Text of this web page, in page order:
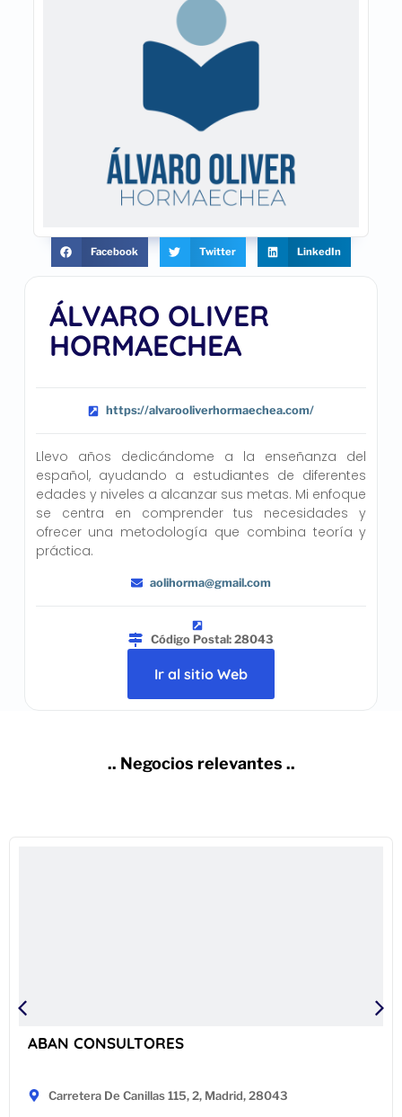
ÁLVARO OLIVER
HORMAECHEA
https://alvarooliverhormaechea.com/
Llevo años dedicándome a la enseñanza del
español, ayudando a estudiantes de diferentes
edades y niveles a alcanzar sus metas. Mi enfoque
se centra en comprender tus necesidades y
ofrecer una metodología que combina teoría y
práctica.
aolihorma@gmail.com
Código Postal: 28043
Ir al sitio Web
Facebook Twitter LinkedIn
.. Negocios relevantes ..
ABAN CONSULTORES
Carretera De Canillas 115, 2, Madrid, 28043